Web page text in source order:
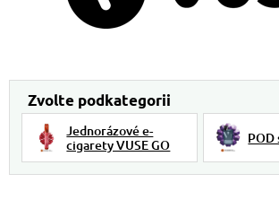
Jednorázové e-
cigarety VUSE GO
POD